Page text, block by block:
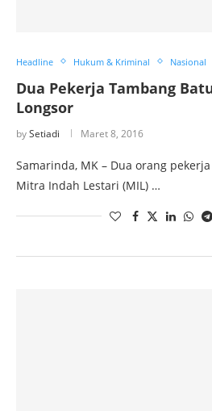
Headline Hukum & Kriminal Nasional
Dua Pekerja Tambang
Longsor
bySetiadi Maret 8, 2016
Samarinda, MK – Dua orang
Mitra Indah Lestari (MIL) …